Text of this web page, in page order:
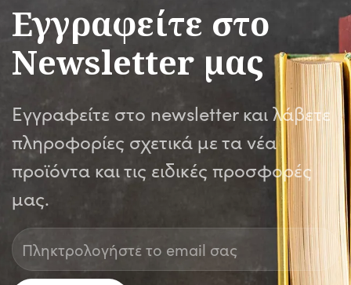
Εγγραφείτε στο
Newsletter μας
Εγγραφείτε στο newsletter και λάβετε
πληροφορίες σχετικά με τα νέα
προϊόντα και τις ειδικές προσφορές
μας.